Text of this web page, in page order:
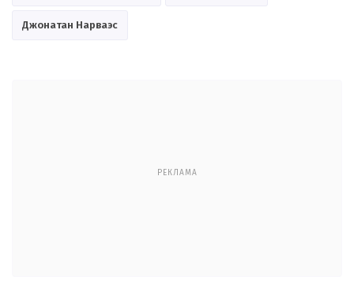
Джонатан Нарваэс
РЕКЛАМА